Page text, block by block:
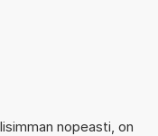
nopeasti, on